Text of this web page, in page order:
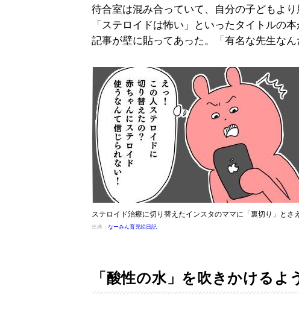
待合室は混み合っていて、自分の子どもより
「ステロイドは怖い」といったタイトルの
記事が壁に貼ってあった。「有名な先生なん
ステロイド治療に切り替えたインスタのママに「裏切り」とさ
出典： なーみん育児絵日記
「酸性の水」を吹きかけるよ